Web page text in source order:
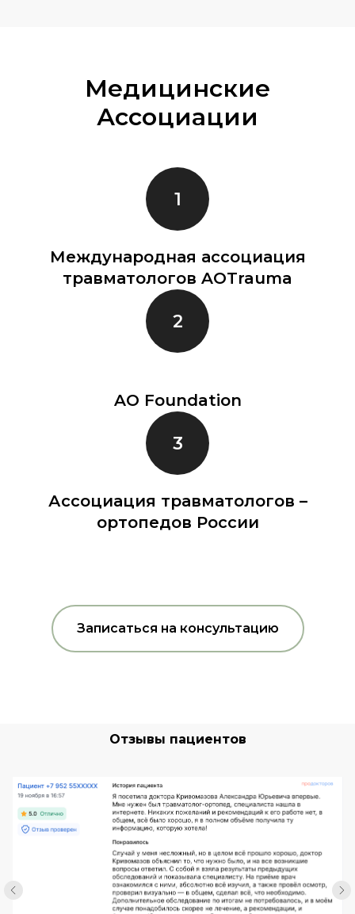
Медицинские
Ассоциации
Международная ассоциация
травматологов AOTrauma
AO Foundation
Ассоциация травматологов –
ортопедов России
Записаться на консультацию
Отзывы пациентов